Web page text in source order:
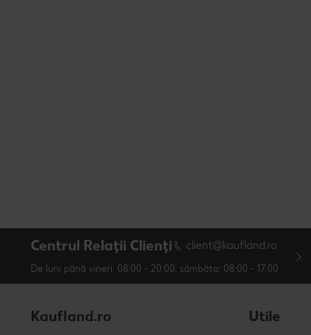
Centrul Relații Clienți client@kaufland.ro
De luni până vineri: 08:00 - 20:00; sâmbăta: 08:00 - 17:00
Kaufland.ro Utile